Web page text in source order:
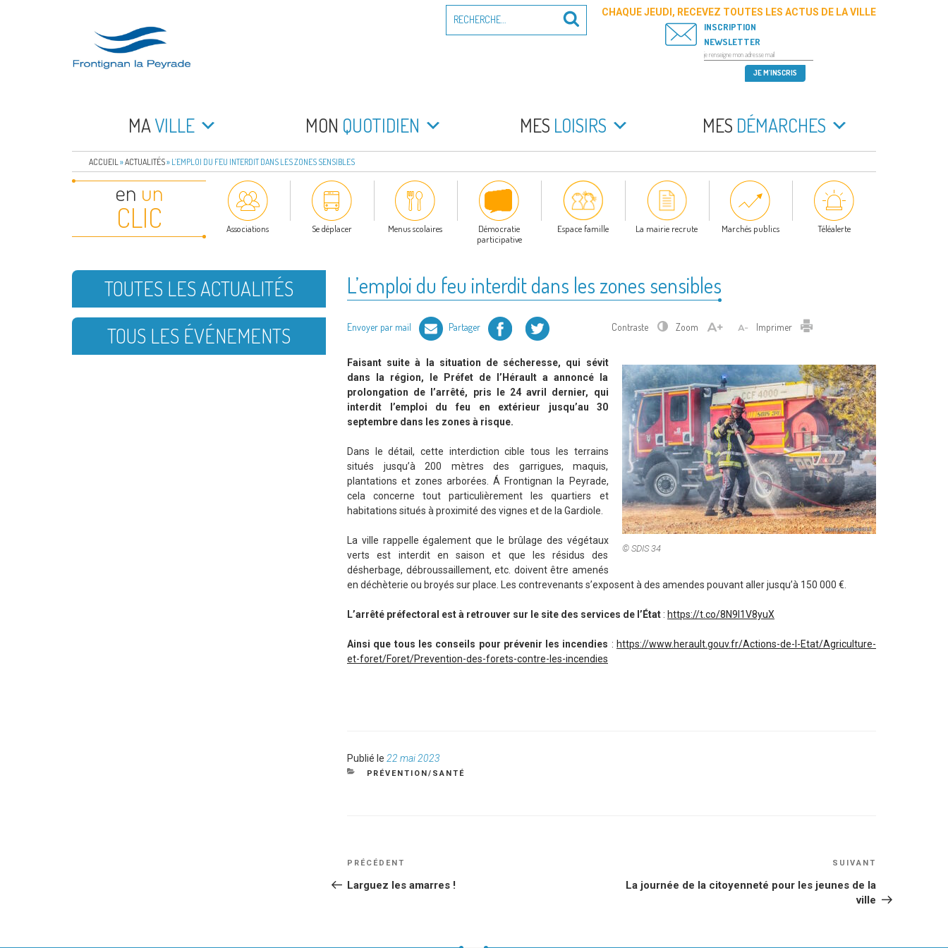
FRONTIGNAN LA PEYRADE
pour
Recherche
CHAQUE JEUDI, RECEVEZ TOUTES LES ACTUS DE LA VILLE
INSCRIPTION
NEWSLETTER
MAVILLE MON QUOTIDIEN MES LOISIRS MES DÉMARCHES
ACCUEIL »ACTUALITÉS» L’EMPLOI DU FEU INTERDIT DANS LES ZONES SENSIBLES
en un
CLIC Associations Se déplacer Menus scolaires
Démocratie
participative
Espace famille La mairie recrute Marchés publics Téléalerte
L’emploi du feu interdit dans les zones sensibles
Envoyer par mail Partager Facebook Twitter Contraste Zoom Imprimer Imprimer
© SDIS 34
Faisant suite à la situation de sécheresse, qui sévit
dans la région, le Préfet de l’Hérault a annoncé la
prolongation de l’arrêté, pris le 24 avril dernier, qui
interdit l’emploi du feu en extérieur jusqu’au 30
septembre dans les zones à risque.
Dans le détail, cette interdiction cible tous les terrains
situés jusqu’à 200 mètres des garrigues, maquis,
plantations et zones arborées. Á Frontignan la Peyrade,
cela concerne tout particulièrement les quartiers et
habitations situés à proximité des vignes et de la Gardiole.
La ville rappelle également que le brûlage des végétaux
verts est interdit en saison et que les résidus des
désherbage, débroussaillement, etc. doivent être amenés
en déchèterie ou broyés sur place. Les contrevenants s’exposent à des amendes pouvant aller jusqu’à 150 000 €.
L’arrêté préfectoral est à retrouver sur le site des services de l’État : https://t.co/8N9l1V8yuX
Ainsi que tous les conseils pour prévenir les incendies : https://www.herault.gouv.fr/Actions-de-l-Etat/Agriculture-
et-foret/Foret/Prevention-des-forets-contre-les-incendies
Publié le Publié
le
22 mai 2023
CATÉGORIES
PRÉVENTION/SANTÉ
NAVIGATION
DE
L’ARTICLE
Article
PRÉCÉDENT
Larguez les amarres !
SUIVANT
La journée de la citoyenneté pour les jeunes de la
ville
TOUTES LES ACTUALITÉS
TOUS LES ÉVÉNEMENTS